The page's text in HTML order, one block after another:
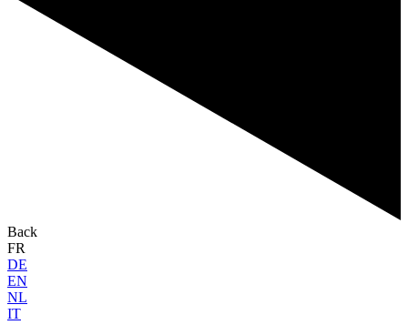
Back
FR
DE
EN
NL
IT